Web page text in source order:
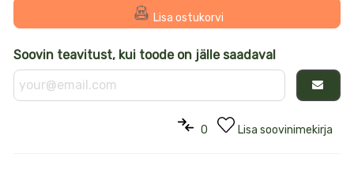
Lisa ostukorvi
Soovin teavitust, kui toode on jälle saadaval
0 Lisa soovinimekirja